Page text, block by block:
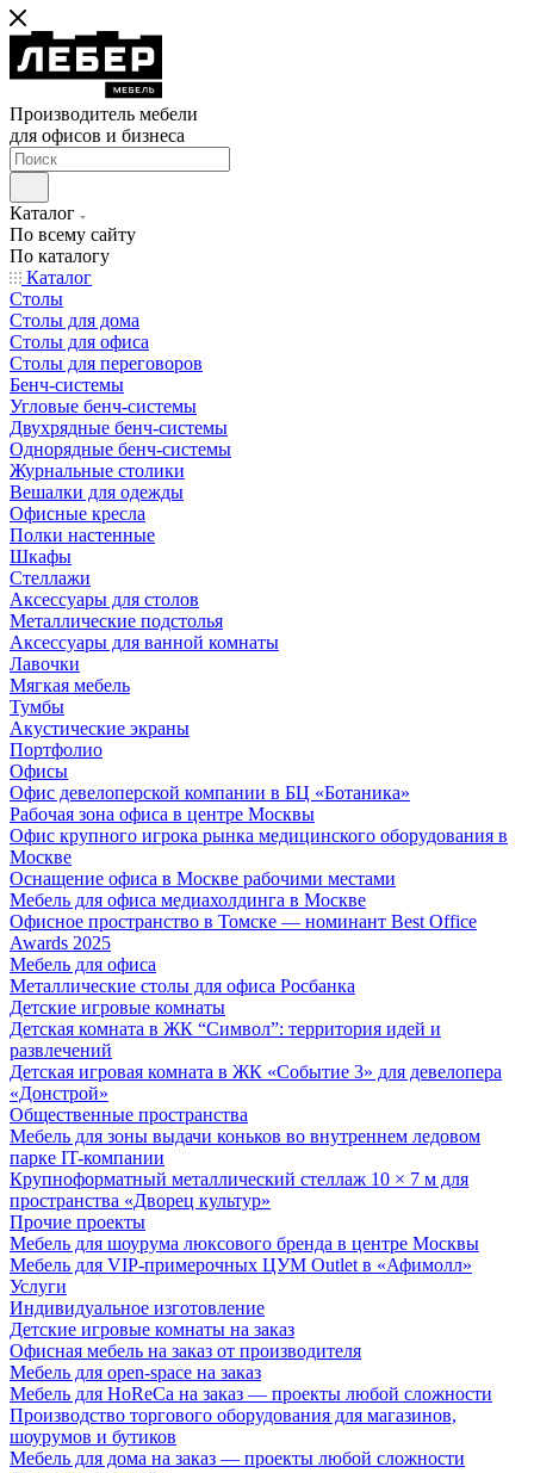
Производитель мебели
для офисов и бизнеса
Каталог
По всему сайту
По каталогу
Каталог
Столы
Столы для дома
Столы для офиса
Столы для переговоров
Бенч-системы
Угловые бенч-системы
Двухрядные бенч-системы
Однорядные бенч-системы
Журнальные столики
Вешалки для одежды
Офисные кресла
Полки настенные
Шкафы
Стеллажи
Аксессуары для столов
Металлические подстолья
Аксессуары для ванной комнаты
Лавочки
Мягкая мебель
Тумбы
Акустические экраны
Портфолио
Офисы
Офис девелоперской компании в БЦ «Ботаника»
Рабочая зона офиса в центре Москвы
Офис крупного игрока рынка медицинского оборудования в
Москве
Оснащение офиса в Москве рабочими местами
Мебель для офиса медиахолдинга в Москве
Офисное пространство в Томске — номинант Best Office
Awards 2025
Мебель для офиса
Металлические столы для офиса Росбанка
Детские игровые комнаты
Детская комната в ЖК “Символ”: территория идей и
развлечений
Детская игровая комната в ЖК «Событие 3» для девелопера
«Донстрой»
Общественные пространства
Мебель для зоны выдачи коньков во внутреннем ледовом
парке IT-компании
Крупноформатный металлический стеллаж 10 × 7 м для
пространства «Дворец культур»
Прочие проекты
Мебель для шоурума люксового бренда в центре Москвы
Мебель для VIP-примерочных ЦУМ Outlet в «Афимолл»
Услуги
Индивидуальное изготовление
Детские игровые комнаты на заказ
Офисная мебель на заказ от производителя
Мебель для open-space на заказ
Мебель для HoReCa на заказ — проекты любой сложности
Производство торгового оборудования для магазинов,
шоурумов и бутиков
Мебель для дома на заказ — проекты любой сложности